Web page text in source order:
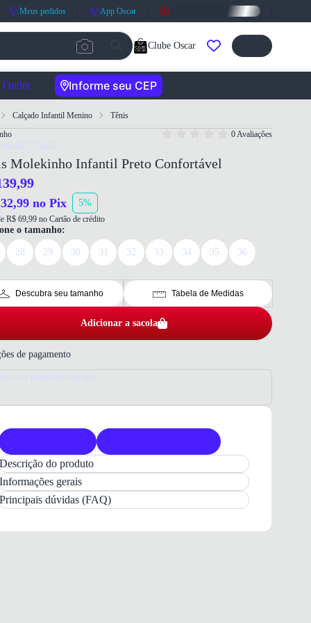
Meus pedidos App Oscar
Clube Oscar
Outlet Informe seu CEP
Calçado Infantil Menino
Tênis
0 Avaliações
Molekinho Infantil Preto Confortável
no Pix 5%
R$ 69,99 no Cartão de crédito
o tamanho:
28 29 30 31 32 33 34 35 36
Descubra seu tamanho Tabela de Medidas
Adicionar a sacola
de pagamento
o prazo de entrega
do produto
Tênis Molekinho Infantil
Confortável: Estilo e Praticidade para o Dia a
OTênis Molekinho Infantil Masculinoé a
gerais
dúvidas (FAQ)